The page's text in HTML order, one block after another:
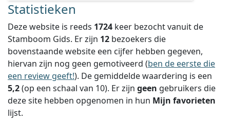
Statistieken
Deze website is reeds 1724 keer bezocht vanuit de
Stamboom Gids. Er zijn 12 bezoekers die
bovenstaande website een cijfer hebben gegeven,
hiervan zijn nog geen gemotiveerd (ben de eerste die
een review geeft!). De gemiddelde waardering is een
5,2(op een schaal van 10). Er zijn geen gebruikers die
deze site hebben opgenomen in hun Mijn favorieten
lijst.